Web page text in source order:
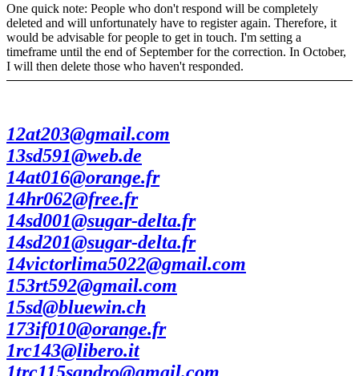
One quick note: People who don't respond will be completely
deleted and will unfortunately have to register again. Therefore, it
would be advisable for people to get in touch. I'm setting a
timeframe until the end of September for the correction. In October,
I will then delete those who haven't responded.
12at203@gmail.com
13sd591@web.de
14at016@orange.fr
14hr062@free.fr
14sd001@sugar-delta.fr
14sd201@sugar-delta.fr
14victorlima5022@gmail.com
153rt592@gmail.com
15sd@bluewin.ch
173if010@orange.fr
1rc143@libero.it
1trc115sandro@gmail.com